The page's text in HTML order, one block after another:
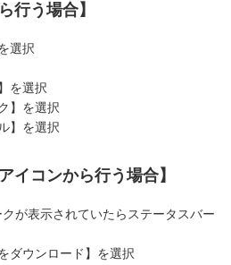
行う場合】
選択
を選択
】を選択
】を選択
イコンから行う場合】
クが表示されていたらステータスバー
ダウンロード】を選択